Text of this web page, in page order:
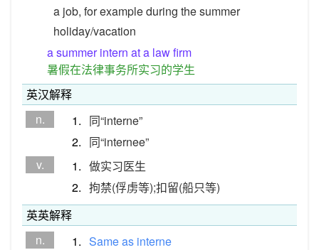
a job, for example during the summer
holiday/vacation
a summer intern at a law firm
暑假在法律事务所实习的学生
英汉解释
n.
1. 同“interne”
2. 同“internee”
v.
1. 做实习医生
2. 拘禁(俘虏等);扣留(船只等)
英英解释
n.
1. Sameas interne